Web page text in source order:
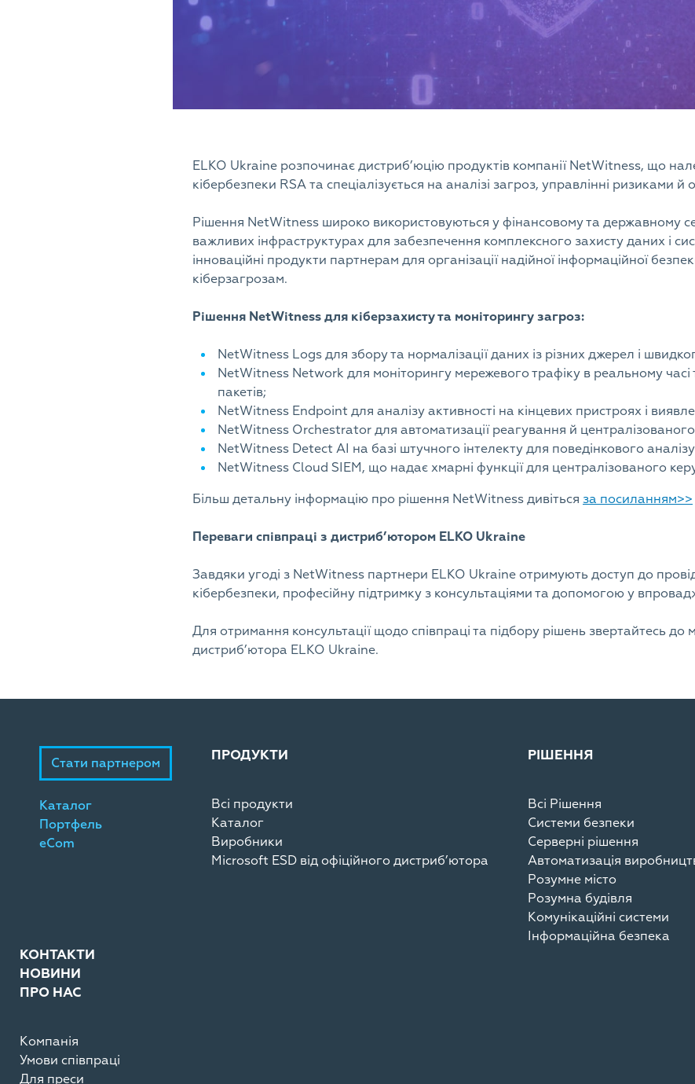
ELKO Ukraine розпочинає дистриб’юцію продуктів компанії NetWitness, що
кібербезпеки RSA та спеціалізується на аналізі загроз, управлінні ризиками
Рішення NetWitness широко використовуються у фінансовому та державному
важливих інфраструктурах для забезпечення комплексного захисту даних і
інноваційні продукти партнерам для організації надійної інформаційної
кіберзагрозам.
Рішення NetWitness для кіберзахисту та моніторингу загроз:
NetWitness Logs для збору та нормалізації даних із різних джерел і
NetWitness Network для моніторингу мережевого трафіку в реальному часі
пакетів;
NetWitness Endpoint для аналізу активності на кінцевих пристроях і
NetWitness Orchestrator для автоматизації реагування й
NetWitness Detect AI на базі штучного інтелекту для поведінкового
NetWitness Cloud SIEM, що надає хмарні функції для централізованого
Більш детальну інформацію про рішення NetWitness дивіться за посиланням>>
Переваги співпраці з дистриб’ютором ELKO Ukraine
Завдяки угоді з NetWitness партнери ELKO Ukraine отримують доступ до
кібербезпеки, професійну підтримку з консультаціями та допомогою у
Для отримання консультації щодо співпраці та підбору рішень звертайтесь до
дистриб’ютора ELKO Ukraine.
Стати партнером
Каталог
Портфель
eCom
ПРОДУКТИ
Всі продукти
Каталог
Виробники
Microsoft ESD від офіційного дистриб’ютора
РІШЕННЯ
Всі Рішення
Системи безпеки
Серверні рішення
Автоматизація
Розумне місто
Розумна будівля
Комунікаційні системи
Інформаційна безпека
КОНТАКТИ
НОВИНИ
ПРО НАС
Компанія
Умови співпраці
Для преси